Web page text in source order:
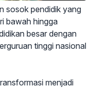
sosok pendidik yang
bawah hingga
besar dengan
tinggi nasional
menjadi